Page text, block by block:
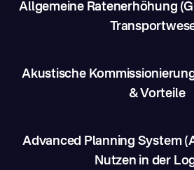
Allgemeine Ratenerhöhung
Akustische
& Vorteile
Advanced Planning System
Nutzen in der